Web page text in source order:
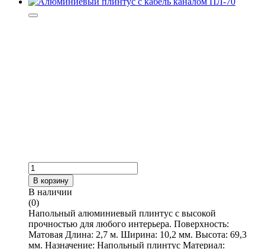
В корзину
В наличии
(0)
Напольный алюминиевый плинтус с высокой
прочностью для любого интерьера. Поверхность:
Матовая Длина: 2,7 м. Ширина: 10,2 мм. Высота: 69,3
мм. Назначение: Напольный плинтус Материал: